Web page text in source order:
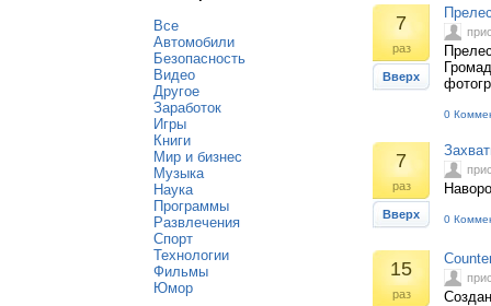
Все
Автомобили
Безопасность
Видео
Другое
Заработок
Игры
Книги
Мир и бизнес
Музыка
Наука
Программы
Развлечения
Спорт
Технологии
Фильмы
Юмор
7
раз
Вверх
0
7
раз
Вверх 0
15
раз